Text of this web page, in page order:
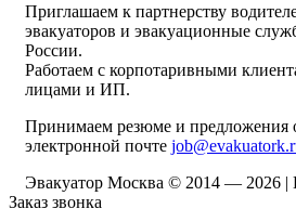
Приглашаем к партнерству
эвакуаторов и эвакуационные
России.
Работаем с корпотаривными
лицами и ИП.
Принимаем резюме и предложения
электронной почте
Эвакуатор Москва © 2014 — 2026 |
Заказ звонка